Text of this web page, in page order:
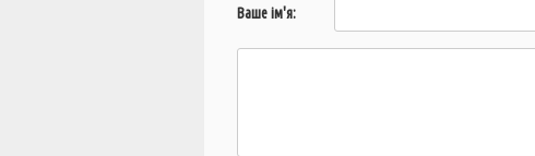
Ваше ім'я: